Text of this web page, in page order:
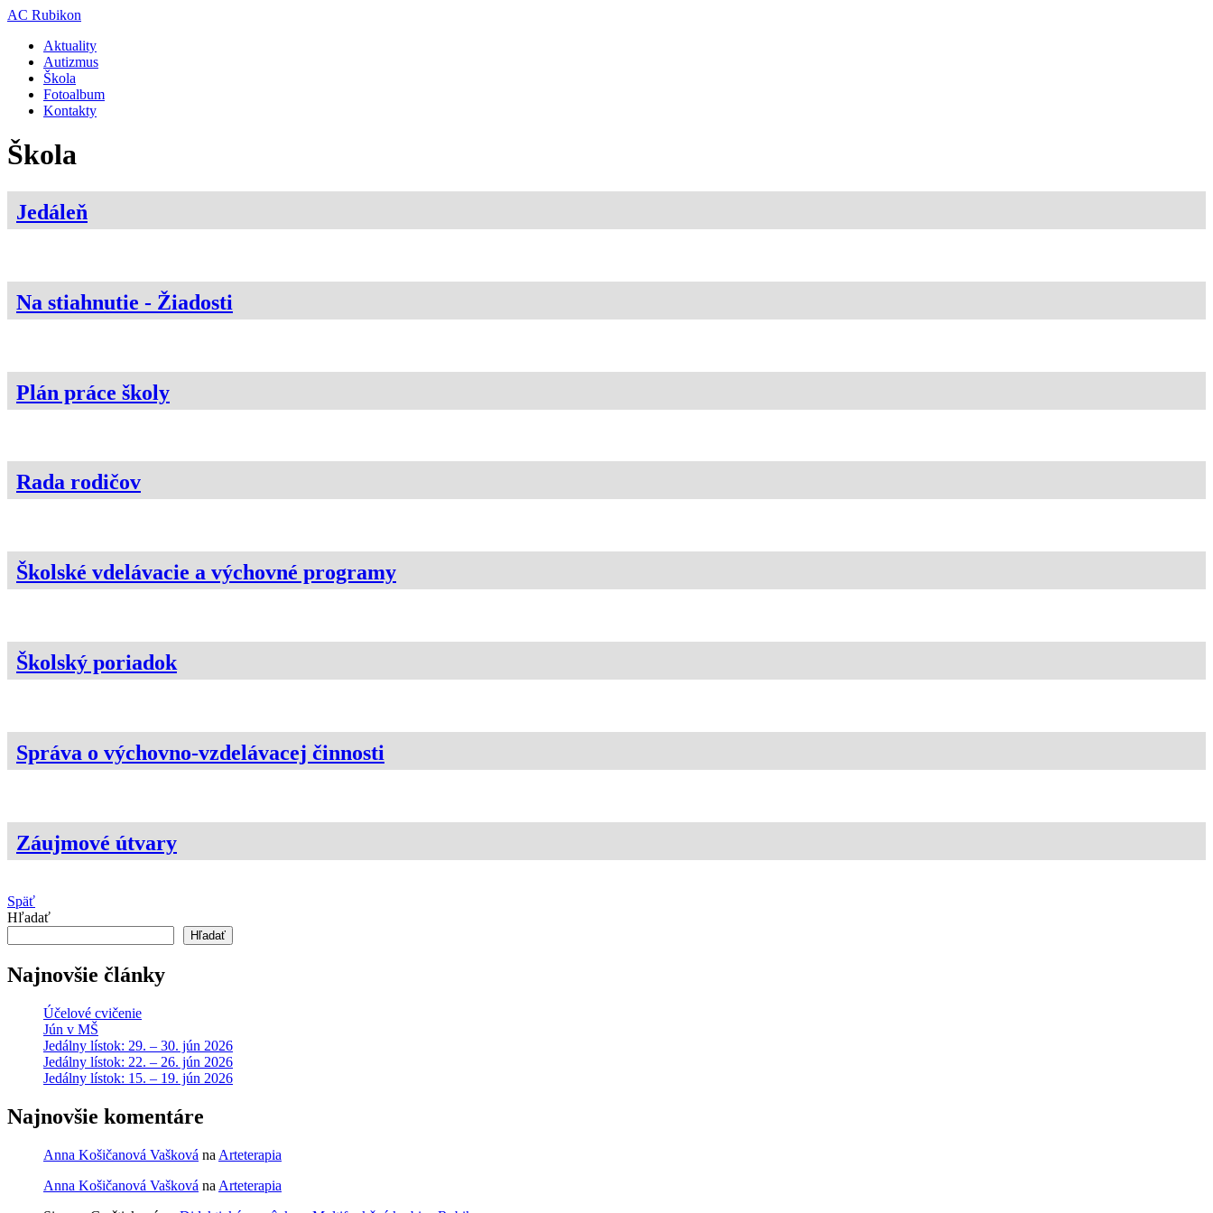
AC Rubikon
Aktuality
Autizmus
Škola
Fotoalbum
Kontakty
Škola
Jedáleň
Na stiahnutie - Žiadosti
Plán práce školy
Rada rodičov
Školské vdelávacie a výchovné programy
Školský poriadok
Správa o výchovno-vzdelávacej činnosti
Záujmové útvary
Späť
Hľadať
Hľadať
Najnovšie články
Účelové cvičenie
Jún v MŠ
Jedálny lístok: 29. – 30. jún 2026
Jedálny lístok: 22. – 26. jún 2026
Jedálny lístok: 15. – 19. jún 2026
Najnovšie komentáre
Anna Košičanová Vašková na Arteterapia
Anna Košičanová Vašková na Arteterapia